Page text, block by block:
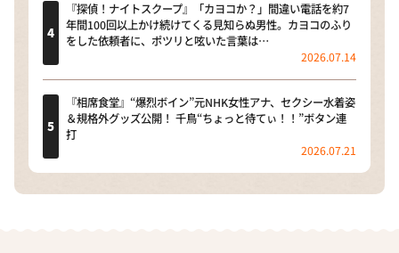
『探偵！ナイトスクープ』「カヨコか？」間違い電話を約7
年間100回以上かけ続けてくる見知らぬ男性。カヨコのふり
をした依頼者に、ポツリと呟いた言葉は…
2026.07.14
『相席食堂』“爆烈ボイン”元NHK女性アナ、セクシー水着姿
＆規格外グッズ公開！ 千鳥“ちょっと待てぃ！！”ボタン連
打
2026.07.21